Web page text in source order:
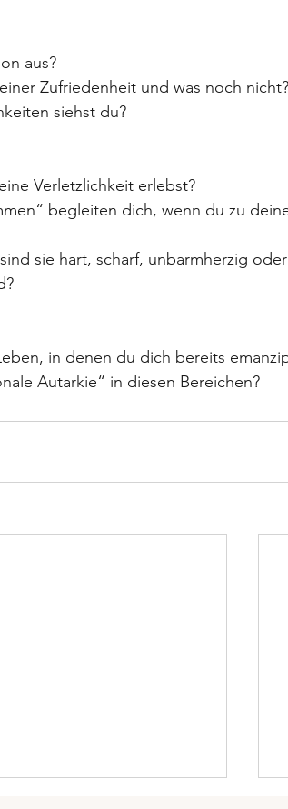
aus?
Zufriedenheit und was noch nicht?
siehst du?
Verletzlichkeit erlebst?
begleiten dich, wenn du zu
sie hart, scharf, unbarmherzig
in denen du dich bereits
Autarkie“ in diesen Bereichen?